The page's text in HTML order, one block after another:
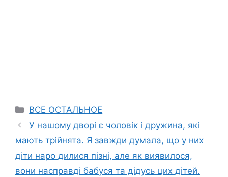
Categories
ВСЕ ОСТАЛЬНОЕ
У нашому дворі є чоловік і дружина, які
мають трійнята. Я завжди думала, що у них
діти наро дилися пізні, але як виявилося,
вони насправді бабуся та дідусь цих дітей.